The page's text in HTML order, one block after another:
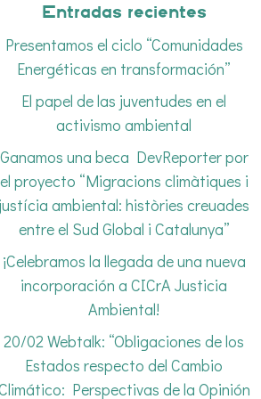
Entradas recientes
Presentamos el ciclo “Comunidades
Energéticas en transformación”
El papel de las juventudes en el
activismo ambiental
Ganamos una beca DevReporter por
el proyecto “Migracions climàtiques i
ambiental: històries creuades
entre el Sud Global i Catalunya”
¡Celebramos la llegada de una nueva
incorporación a CICrA Justicia
Ambiental!
20/02 Webtalk: “Obligaciones de los
Estados respecto del Cambio
Perspectivas de la Opinión